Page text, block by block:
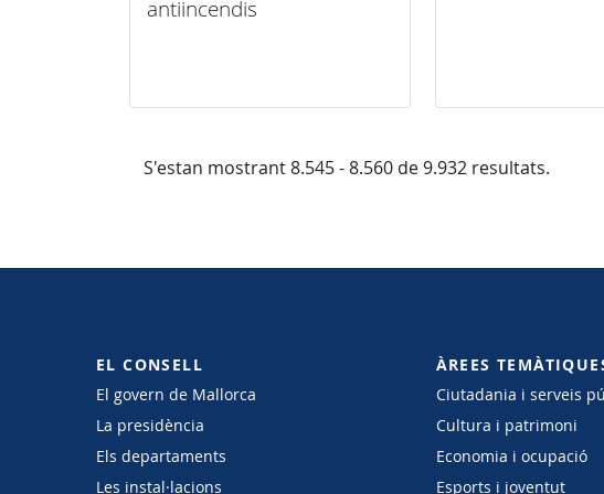
antiincendis
S'estan mostrant 8.545 - 8.560 de 9.932 resultats.
EL CONSELL
El govern de Mallorca
La presidència
Els departaments
Les instal·lacions
ÀREES
Ciutadania i serveis
Cultura i patrimoni
Economia i ocupació
Esports i joventut